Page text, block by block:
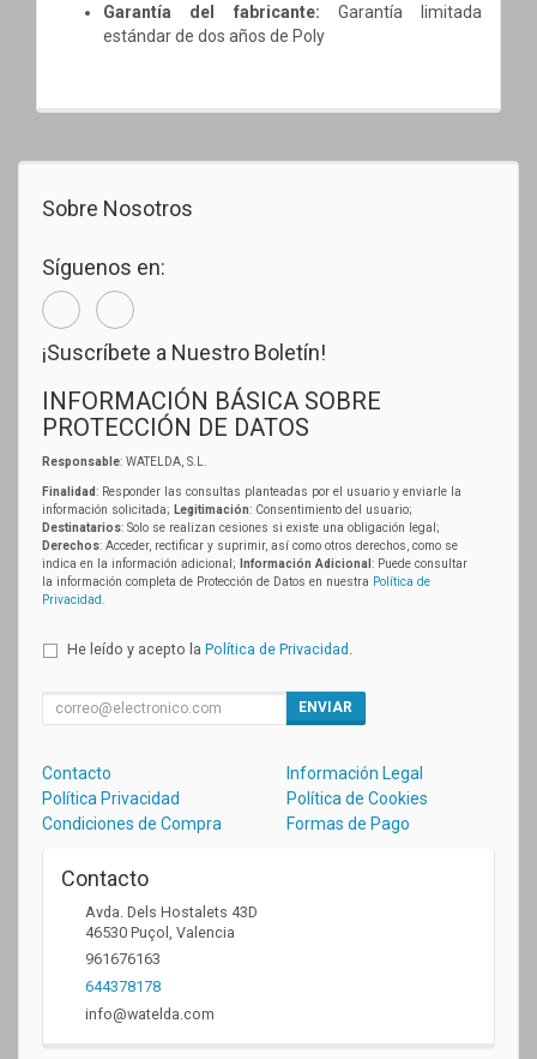
Garantía del fabricante: Garantía limitada
estándar de dos años de Poly
Sobre Nosotros
Síguenos en:
¡Suscríbete a Nuestro Boletín!
INFORMACIÓN BÁSICA SOBRE
PROTECCIÓN DE DATOS
Responsable: WATELDA, S.L.
Finalidad: Responder las consultas planteadas por el usuario y enviarle la
información solicitada; Legitimación: Consentimiento del usuario;
Destinatarios: Solo se realizan cesiones si existe una obligación legal;
Derechos: Acceder, rectificar y suprimir, así como otros derechos, como se
indica en la información adicional;
Información Adicional : Puede consultar
la información completa de Protección de Datos en nuestra Política de
Privacidad
He leído y acepto la Política de Privacidad
ENVIAR
Contacto
Información Legal
Política Privacidad
Política de Cookies
Condiciones de Compra
Formas de Pago
Contacto
Avda. Dels Hostalets 43D
46530 Puçol Valencia
961676163
644378178
info@watelda.com